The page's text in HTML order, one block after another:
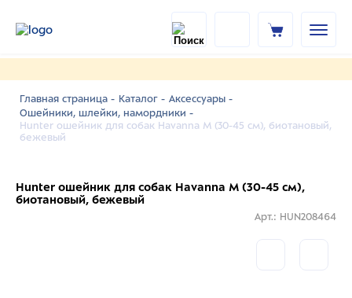
Главная страница - Каталог - Аксессуары -
Ошейники, шлейки, намордники -
Hunter ошейник для собак Havanna M (30-45 см), биотановый,
бежевый
Hunter ошейник для собак Havanna M (30-45 см),
биотановый, бежевый
Арт.: HUN208464